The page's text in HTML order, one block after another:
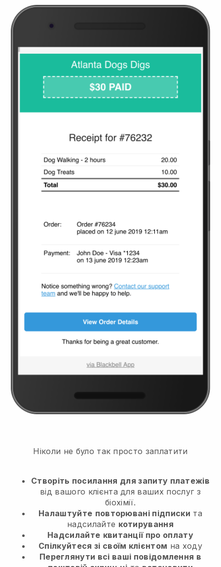
Ніколи не було так просто заплатити
Створіть посилання для запиту платежів
від вашого клієнта для ваших послуг з
біохімії.
Налаштуйте повторювані підписки та
надсилайте котирування
Надсилайте квитанції про оплату
Спілкуйтеся зі своїм клієнтом на ходу
Переглянути всі ваші повідомлення в